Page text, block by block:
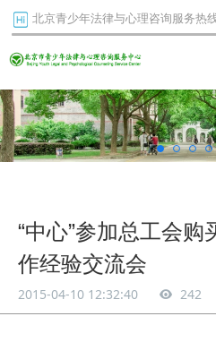
北京青少年法律与心理咨询服务热
“中心”参加总工会
作经验交流会
2015-04-10 12:32:40 242